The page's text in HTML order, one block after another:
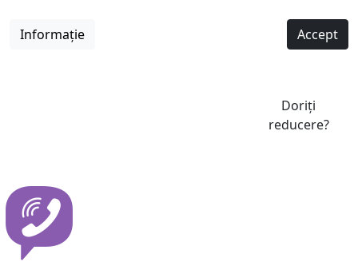
Informație Accept
Doriți
reducere?